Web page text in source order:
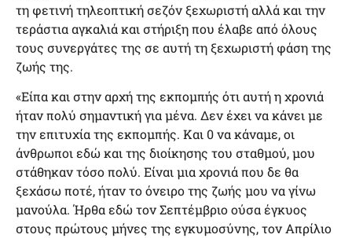
τη φετινή τηλεοπτική σεζόν ξεχωριστή αλλά και την
τεράστια αγκαλιά και στήριξη που έλαβε από όλους
τους συνεργάτες της σε αυτή τη ξεχωριστή φάση της
ζωής της.
«Είπα και στην αρχή της εκπομπής ότι αυτή η χρονιά
ήταν πολύ σημαντική για μένα. Δεν έχει να κάνει με
την επιτυχία της εκπομπής. Και 0 να κάναμε, οι
άνθρωποι εδώ και της διοίκησης του σταθμού, μου
στάθηκαν τόσο πολύ. Είναι μια χρονιά που δε θα
ξεχάσω ποτέ, ήταν το όνειρο της ζωής μου να γίνω
μανούλα. Ήρθα εδώ τον Σεπτέμβριο ούσα έγκυος
στους πρώτους μήνες της εγκυμοσύνης, τον Απρίλιο